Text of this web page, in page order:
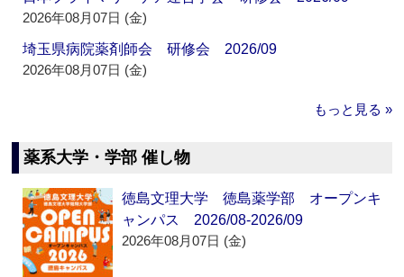
2026年08月07日 (金)
埼玉県病院薬剤師会 研修会 2026/09
2026年08月07日 (金)
もっと見る »
薬系大学・学部 催し物
徳島文理大学 徳島薬学部 オープンキ
ャンパス 2026/08-2026/09
2026年08月07日 (金)